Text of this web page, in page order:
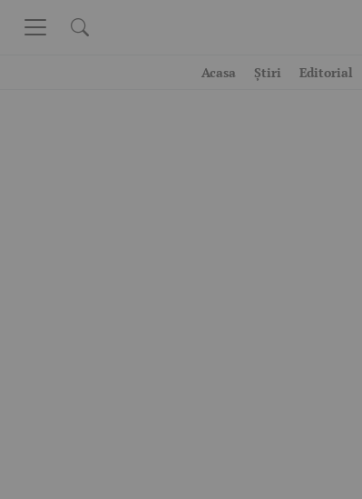
Acasa Știri Editorial